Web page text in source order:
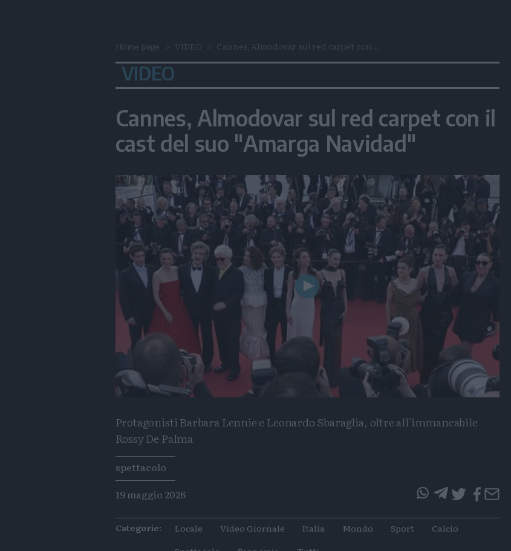
Home page VIDEO Cannes, Almodovar sul red carpet con...
VIDEO
Cannes, Almodovar sul red carpet con il
cast del suo "Amarga Navidad"
Play
Video
Protagonisti Barbara Lennie e Leonardo Sbaraglia, oltre all'immancabile
Rossy De Palma
Tags
spettacolo
19 maggio 2026
articoloarticolo
Categorie: Locale Video Giornale Italia Mondo Sport
Calcio